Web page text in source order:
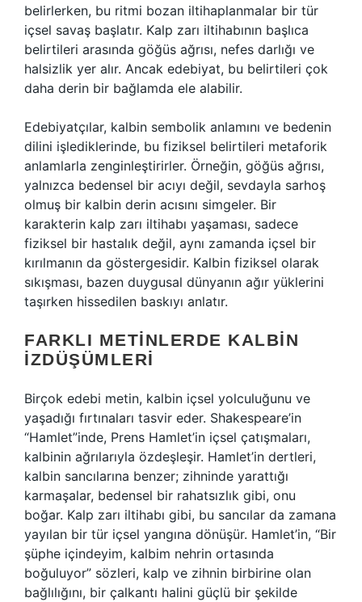
belirlerken, bu ritmi bozan iltihaplanmalar bir tür
içsel savaş başlatır. Kalp zarı iltihabının başlıca
belirtileri arasında göğüs ağrısı, nefes darlığı ve
halsizlik yer alır. Ancak edebiyat, bu belirtileri çok
daha derin bir bağlamda ele alabilir.
Edebiyatçılar, kalbin sembolik anlamını ve bedenin
dilini işlediklerinde, bu fiziksel belirtileri metaforik
anlamlarla zenginleştirirler. Örneğin, göğüs ağrısı,
yalnızca bedensel bir acıyı değil, sevdayla sarhoş
olmuş bir kalbin derin acısını simgeler. Bir
karakterin kalp zarı iltihabı yaşaması, sadece
fiziksel bir hastalık değil, aynı zamanda içsel bir
kırılmanın da göstergesidir. Kalbin fiziksel olarak
sıkışması, bazen duygusal dünyanın ağır yüklerini
taşırken hissedilen baskıyı anlatır.
FARKLI METINLERDE KALBIN
İZDÜŞÜMLERI
Birçok edebi metin, kalbin içsel yolculuğunu ve
yaşadığı fırtınaları tasvir eder. Shakespeare’in
“Hamlet”inde, Prens Hamlet’in içsel çatışmaları,
kalbinin ağrılarıyla özdeşleşir. Hamlet’in dertleri,
kalbin sancılarına benzer; zihninde yarattığı
karmaşalar, bedensel bir rahatsızlık gibi, onu
boğar. Kalp zarı iltihabı gibi, bu sancılar da zamana
yayılan bir tür içsel yangına dönüşür. Hamlet’in, “Bir
şüphe içindeyim, kalbim nehrin ortasında
boğuluyor” sözleri, kalp ve zihnin birbirine olan
bağlılığını, bir çalkantı halini güçlü bir şekilde